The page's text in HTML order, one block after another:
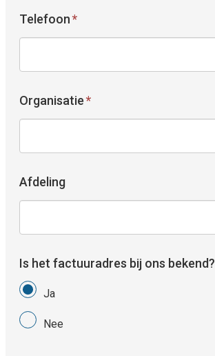
Telefoon*
Organisatie*
Afdeling
Is het factuuradres bij ons bekend?
Ja
Nee